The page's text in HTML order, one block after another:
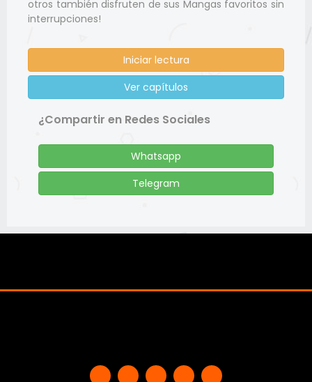
otros también disfruten de sus Mangas favoritos sin
interrupciones!
Iniciar lectura
Ver capítulos
¿Compartir en Redes Sociales
Whatsapp
Telegram